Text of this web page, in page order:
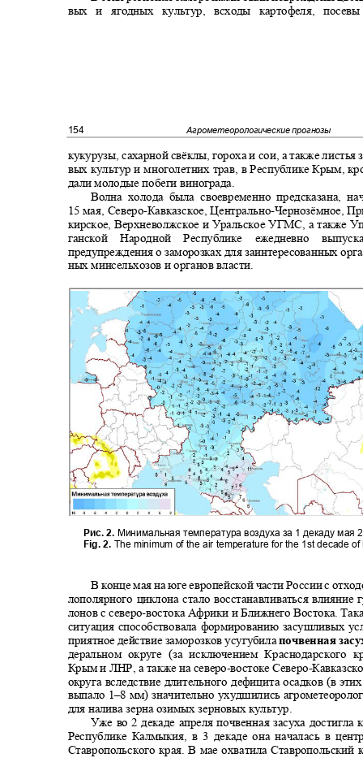
вых и ягодных культур, всходы картофеля,
154 Агрометеорологические прогнозы
кукурузы, сахарной свёклы, гороха и сои, а также
вых культур и многолетних трав, в Республике Крым,
дали молодые побеги винограда.
Волна холода была своевременно предсказана,
15мая, Северо-Кавказское, Центрально-Чернозёмное,
кирское, Верхневолжское и Уральское УГМС, а также
ганской Народной Республике ежедневно
предупреждения о заморозках для заинтересованных
ных минсельхозов и органов власти.
Рис. 2. Минимальная температура воздуха за 1 декаду мая
Fig. 2. The minimum of the air temperature for the 1st decade
В конце мая на юге европейской части России с
лополярного циклона стало восстанавливаться
лонов с северо-востока Африки и Ближнего Востока.
ситуация способствовала формированию засушливых
приятное действие заморозков усугубилапочвенная
деральном округе (за исключением Краснодарского
Крым и ЛНР, а также на северо-востоке Северо-
округа вследствие длительного дефицита осадков (в
выпало 1–8 мм) значительно ухудшились
для налива зерна озимых зерновых культур.
Уже во 2 декаде апреля почвенная засуха
Республике Калмыкия, в 3 декаде она началась в
Ставропольского края. В мае охватила